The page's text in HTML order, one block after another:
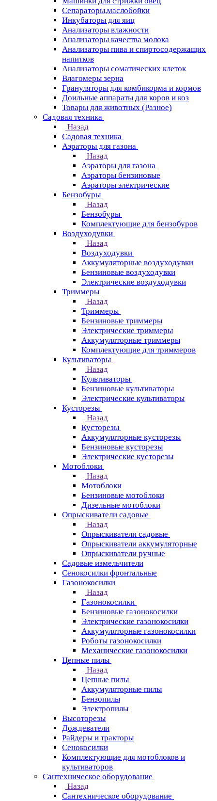
Сепараторы,маслобойки
Инкубаторы для яиц
Анализаторы влажности
Анализаторы качества молока
Анализаторы пива и спиртосодержащих
напитков
Анализаторы соматических клеток
Влагомеры зерна
Грануляторы для комбикорма и кормов
Доильные аппараты для коров и коз
Товары для животных (Разное)
Садовая техника
Назад
Садовая техника
Аэраторы для газона
Назад
Аэраторы для газона
Аэраторы бензиновые
Аэраторы электрические
Бензобуры
Назад
Бензобуры
Комплектующие для бензобуров
Воздуходувки
Назад
Воздуходувки
Аккумуляторные воздуходувки
Бензиновые воздуходувки
Электрические воздуходувки
Триммеры
Назад
Триммеры
Бензиновые триммеры
Электрические триммеры
Аккумуляторные триммеры
Комплектующие для триммеров
Культиваторы
Назад
Культиваторы
Бензиновые культиваторы
Электрические культиваторы
Кусторезы
Назад
Кусторезы
Аккумуляторные кусторезы
Бензиновые кусторезы
Электрические кусторезы
Мотоблоки
Назад
Мотоблоки
Бензиновые мотоблоки
Дизельные мотоблоки
Опрыскиватели садовые
Назад
Опрыскиватели садовые
Опрыскиватели аккумуляторные
Опрыскиватели ручные
Садовые измельчители
Сенокосилки фронтальные
Газонокосилки
Назад
Газонокосилки
Бензиновые газонокосилки
Электрические газонокосилки
Аккумуляторные газонокосилки
Роботы газонокосилки
Механические газонокосилки
Цепные пилы
Назад
Цепные пилы
Аккумуляторные пилы
Бензопилы
Электропилы
Высоторезы
Дождеватели
Райдеры и тракторы
Сенокосилки
Комплектующие для мотоблоков и
культиваторов
Сантехническое оборудование
Назад
Сантехническое оборудование